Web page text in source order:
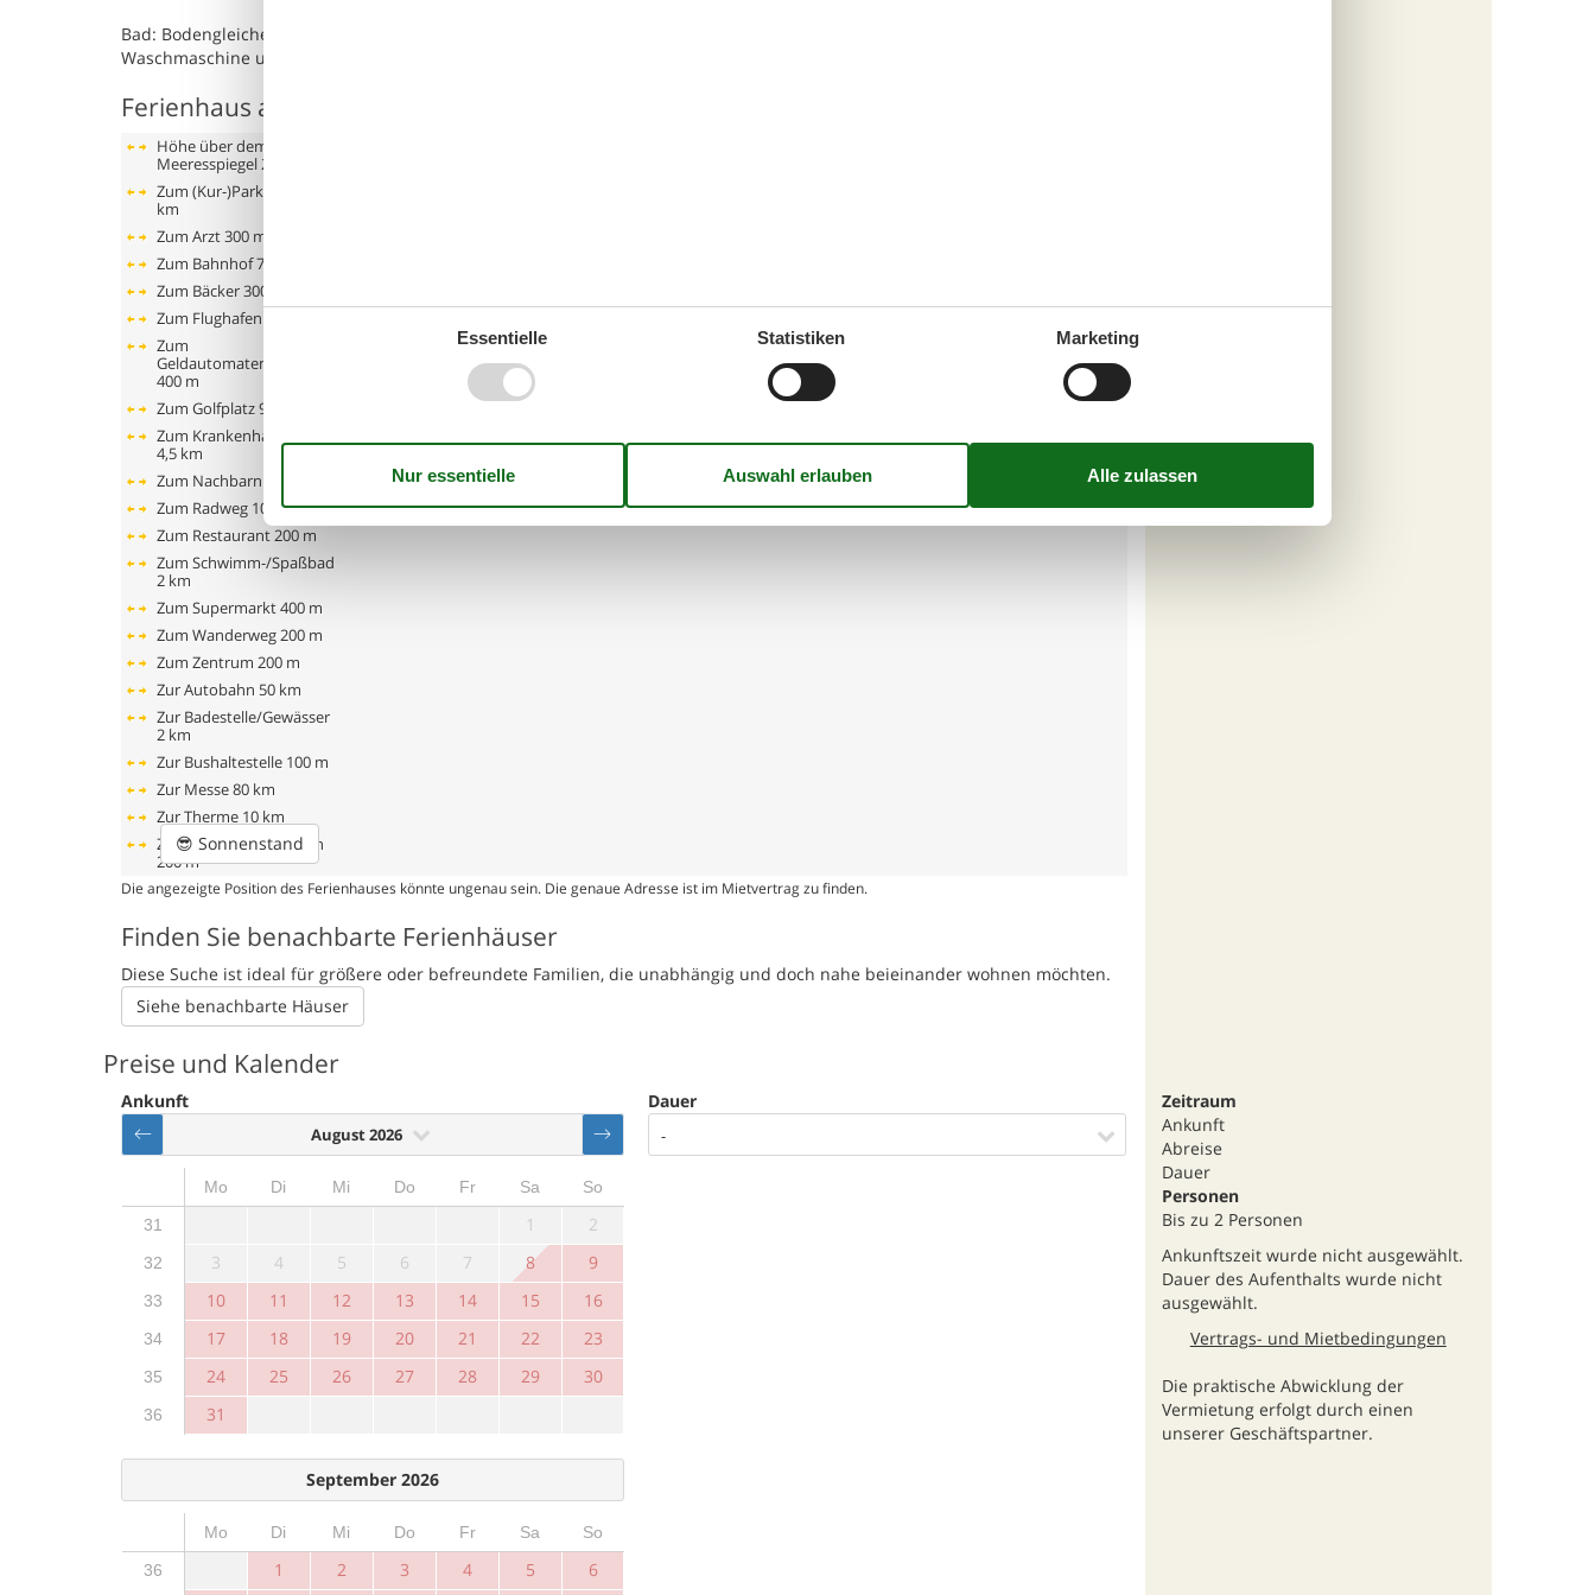
Bad: Bodengleiche Dusche mit großem Duschkopf und Handbrause, Handtuchheizkörper, Fön, separater Wäscheraum mit
Waschmaschine und Trockner auf Anfrage.
Ferienhaus auf der Karte und Entfernungen
Höhe über dem
Meeresspiegel200 m
Zum (Kur-)Park/Wald
km
Zum Arzt300 m
Zum Bahnhof700 m
Zum Bäcker300 m
Zum Flughafen
Zum
Geldautomaten/Bank
400 m
Zum Golfplatz9 km
Zum Krankenhaus/Klinik
4,5 km
Zum Nachbarn
Zum Radweg 100 m
Zum Restaurant200 m
Zum Schwimm-/Spaßbad
2 km
Zum Supermarkt400 m
Zum Wanderweg200 m
Zum Zentrum 200 m
Zur Autobahn 50 km
Zur Badestelle/Gewässer
2 km
Zur Bushaltestelle 100 m
Zur Messe80 km
Zur Therme 10 km
Zur Tourist-Information
200 m
😎 Sonnenstand
Die angezeigte Position des Ferienhauses könnte ungenau sein. Die genaue Adresse ist im Mietvertrag zu finden.
Finden Sie benachbarte Ferienhäuser
Diese Suche ist ideal für größere oder befreundete Familien, die unabhängig und doch nahe beieinander wohnen möchten.
Siehe benachbarte Häuser
Preise und Kalender
Ankunft
August 2026
Mo Di Mi Do Fr Sa
So
31
1 2
32 3 4 5 6 7 8 9
33 10 11 12 13 14 15 16
34 17 18 19 20 21 22 23
35 24 25 26 27 28 29 30
36 31
September 2026
Mo Di Mi Do Fr Sa
So
36
1 2 3 4 5 6
Dauer
-
Zeitraum
Ankunft
Abreise
Dauer
Personen
Bis zu 2 Personen
Ankunftszeit wurde nicht ausgewählt.
Dauer des Aufenthalts wurde nicht
ausgewählt.
Vertrags- und Mietbedingungen
Die praktische Abwicklung der
Vermietung erfolgt durch einen
unserer Geschäftspartner.
Essentielle Statistiken Marketing